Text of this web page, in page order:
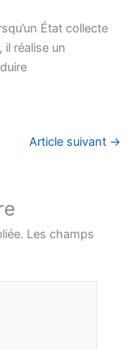
État collecte
il réalise un
Article suivant →
Les champs